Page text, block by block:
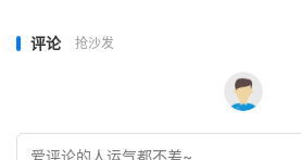
评论 抢沙发